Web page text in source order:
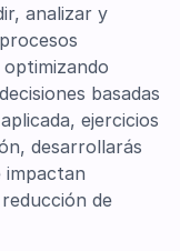
analizar y
basadas
ejercicios
desarrollarás
impactan
de